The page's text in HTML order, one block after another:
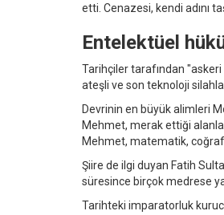
etti. Cenazesi, kendi adını
Entelektüel
Tarihçiler tarafından
ateşli ve son teknoloji
Devrinin en büyük alimleri
Mehmet, merak ettiği
Mehmet, matematik,
Şiire de ilgi duyan Fatih
süresince birçok medrese
Tarihteki imparatorluk